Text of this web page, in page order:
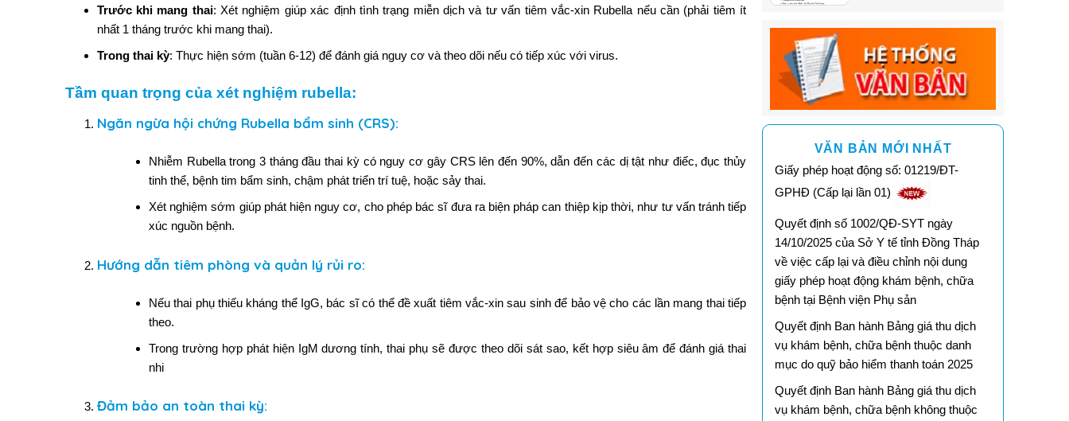
Trước khi mang thai: Xét nghiệm giúp xác định tình trạng miễn dịch và tư vấn tiêm vắc-xin Rubella nếu cần (phải tiêm ít
nhất 1 tháng trước khi mang thai).
Trong thai kỳ: Thực hiện sớm (tuần 6-12) để đánh giá nguy cơ và theo dõi nếu có tiếp xúc với virus.
Tầm quan trọng của xét nghiệm rubella:
Ngăn ngừa hội chứng Rubella bẩm sinh (CRS):
Nhiễm Rubella trong 3 tháng đầu thai kỳ có nguy cơ gây CRS lên đến 90%, dẫn đến các dị tật như điếc, đục thủy
tinh thể, bệnh tim bẩm sinh, chậm phát triển trí tuệ, hoặc sảy thai.
Xét nghiệm sớm giúp phát hiện nguy cơ, cho phép bác sĩ đưa ra biện pháp can thiệp kịp thời, như tư vấn tránh tiếp
xúc nguồn bệnh.
Hướng dẫn tiêm phòng và quản lý rủi ro:
Nếu thai phụ thiếu kháng thể IgG, bác sĩ có thể đề xuất tiêm vắc-xin sau sinh để bảo vệ cho các lần mang thai tiếp
theo.
Trong trường hợp phát hiện IgM dương tính, thai phụ sẽ được theo dõi sát sao, kết hợp siêu âm để đánh giá thai
nhi
Đảm bảo an toàn thai kỳ:
VĂN BẢN MỚI NHẤT
Giấy phép hoạt động số: 01219/ĐT-
GPHĐ (Cấp lại lần 01)
Quyết định số 1002/QĐ-SYT ngày
14/10/2025 của Sở Y tế tỉnh Đồng Tháp
về việc cấp lại và điều chỉnh nội dung
giấy phép hoạt động khám bệnh, chữa
bệnh tại Bệnh viện Phụ sản
Quyết định Ban hành Bảng giá thu dịch
vụ khám bệnh, chữa bệnh thuộc danh
mục do quỹ bảo hiểm thanh toán 2025
Quyết định Ban hành Bảng giá thu dịch
vụ khám bệnh, chữa bệnh không thuộc